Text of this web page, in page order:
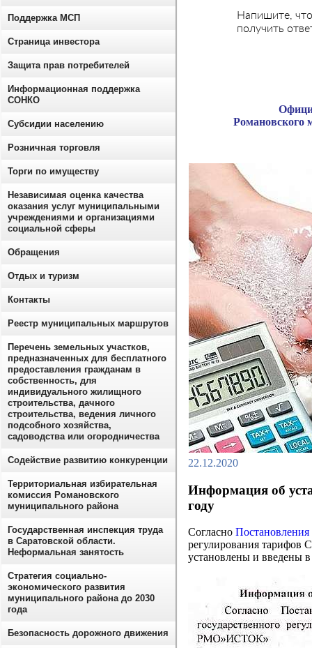
Напишите,
получить
Романовского
22.12.2020
Информация об
году
Согласно
регулирования
установлены и введены
Поддержка МСП
Страница инвестора
Защита прав потребителей
Информационная поддержка
СОНКО
Субсидии населению
Розничная торговля
Торги по имуществу
Независимая оценка качества
оказания услуг муниципальными
учреждениями и организациями
социальной сферы
Обращения
Отдых и туризм
Контакты
Реестр муниципальных маршрутов
Перечень земельных участков,
предназначенных для бесплатного
предоставления гражданам в
собственность, для
индивидуального жилищного
строительства, дачного
строительства, ведения личного
подсобного хозяйства,
садоводства или огородничества
Содействие развитию конкуренции
Территориальная избирательная
комиссия Романовского
муниципального района
Государственная инспекция труда
в Саратовской области.
Неформальная занятость
Стратегия социально-
экономического развития
муниципального района до 2030
года
Безопасность дорожного движения